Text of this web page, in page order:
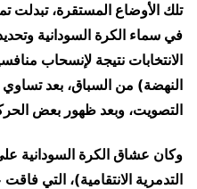
تلك الأوضاع المستقرة، تبدلت
في سماء الكرة السودانية
الانتخابات نتيجة لإنسحاب
النهضة) من السباق، بعد
التصويت، وبعد ظهور بعض
وكان عشاق الكرة السودانية
التدمرية الانتقامية)، التي